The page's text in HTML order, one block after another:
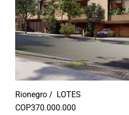
Rionegro / LOTES
COP370.000.000